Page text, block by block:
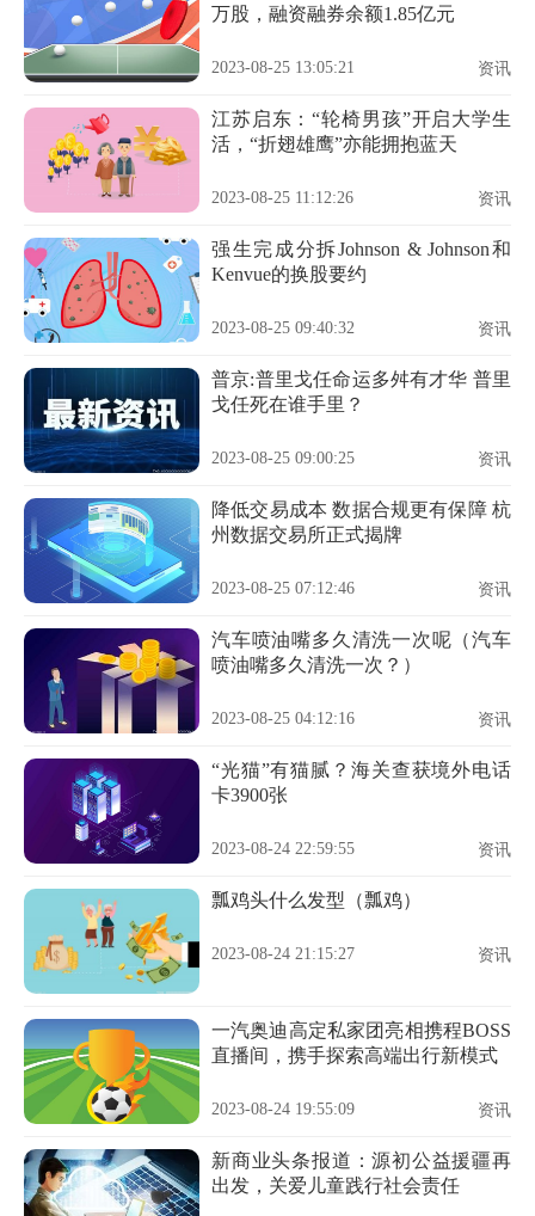
万股，融资融券余额1.85亿元
2023-08-25 13:05:21 资讯
江苏启东：“轮椅男孩”开启大学生
活，“折翅雄鹰”亦能拥抱蓝天
2023-08-25 11:12:26 资讯
强生完成分拆Johnson & Johnson和
Kenvue的换股要约
2023-08-25 09:40:32 资讯
普京:普里戈任命运多舛有才华 普里
戈任死在谁手里？
2023-08-25 09:00:25 资讯
降低交易成本 数据合规更有保障 杭
州数据交易所正式揭牌
2023-08-25 07:12:46 资讯
汽车喷油嘴多久清洗一次呢（汽车
喷油嘴多久清洗一次？）
2023-08-25 04:12:16 资讯
“光猫”有猫腻？海关查获境外电话
卡3900张
2023-08-24 22:59:55 资讯
瓢鸡头什么发型（瓢鸡）
2023-08-24 21:15:27 资讯
一汽奥迪高定私家团亮相携程BOSS
直播间，携手探索高端出行新模式
2023-08-24 19:55:09 资讯
新商业头条报道：源初公益援疆再
出发，关爱儿童践行社会责任